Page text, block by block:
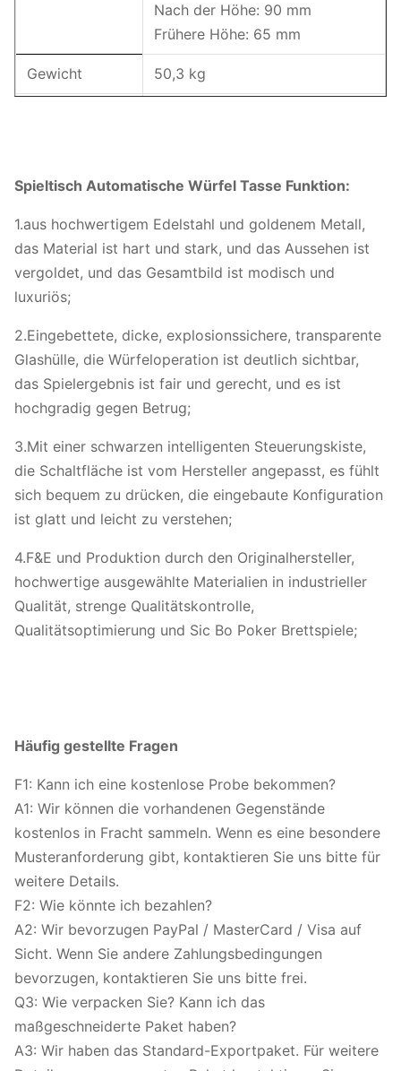
Nach der Höhe: 90 mm
Frühere Höhe: 65 mm
Gewicht 50,3 kg
Farbe Messing, wie auf dem Bild.
Paket
Verpackung: 1 Stück/karton
Packungsgröße: 475*355*500
mm
Lieferzeit
1. Lagerbestand - innerhalb von
3 Arbeitstagen nach Zahlung;
Zahlung:
Banküberweisung/TT/Paypal
von 5 Werktagen nach Zahlung.
3Zahlungsbedingungen: EXW,
FOB Preis
Schifffahrt
DHL/FedEx/TNT/UPS oder
Seefracht
Spieltisch Automatische Würfel Tasse Funktion:
1.aus hochwertigem Edelstahl und goldenem Metall,
das Material ist hart und stark, und das Aussehen ist
vergoldet, und das Gesamtbild ist modisch und
luxuriös;
2.Eingebettete, dicke, explosionssichere, transparente
Glashülle, die Würfeloperation ist deutlich sichtbar,
das Spielergebnis ist fair und gerecht, und es ist
hochgradig gegen Betrug;
3.Mit einer schwarzen intelligenten Steuerungskiste,
die Schaltfläche ist vom Hersteller angepasst, es fühlt
sich bequem zu drücken, die eingebaute Konfiguration
ist glatt und leicht zu verstehen;
4.F&E und Produktion durch den Originalhersteller,
hochwertige ausgewählte Materialien in industrieller
Qualität, strenge Qualitätskontrolle,
Qualitätsoptimierung und Sic Bo Poker Brettspiele;
Häufig gestellte Fragen
F1: Kann ich eine kostenlose Probe bekommen?
A1: Wir können die vorhandenen Gegenstände
kostenlos in Fracht sammeln. Wenn es eine besondere
Musteranforderung gibt, kontaktieren Sie uns bitte für
weitere Details.
F2: Wie könnte ich bezahlen?
A2: Wir bevorzugen PayPal / MasterCard / Visa auf
Sicht. Wenn Sie andere Zahlungsbedingungen
bevorzugen, kontaktieren Sie uns bitte frei.
Q3: Wie verpacken Sie? Kann ich das
maßgeschneiderte Paket haben?
A3: Wir haben das Standard-Exportpaket. Für weitere